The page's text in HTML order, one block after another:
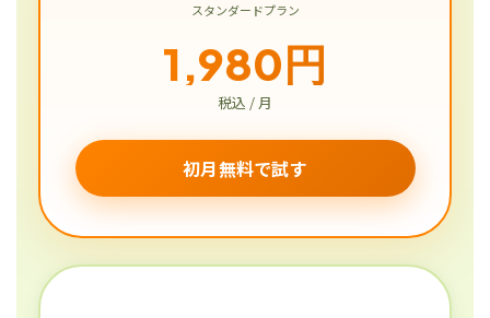
スタンダードプラン
1,980円
税込 / 月
初月無料で試す